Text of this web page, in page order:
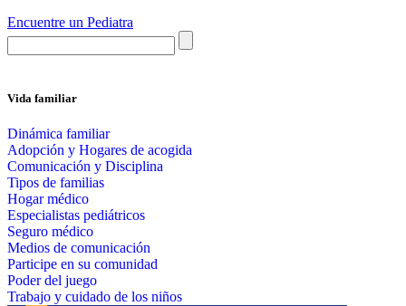
Encuentre un Pediatra
Vida familiar
Dinámica familiar
Adopción y Hogares de acogida
Comunicación y Disciplina
Tipos de familias
Hogar médico
Especialistas pediátricos
Seguro médico
Medios de comunicación
Participe en su comunidad
Poder del juego
Trabajo y cuidado de los niños